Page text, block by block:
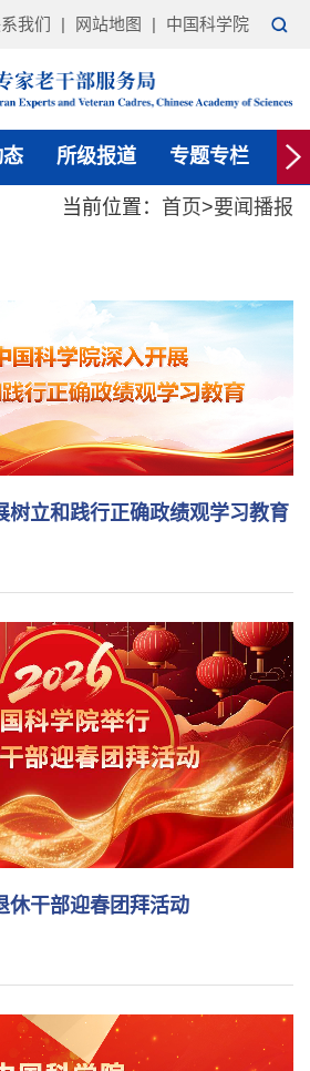
我们 | 网站地图 | 中国科学院
所级报道 专题专栏 通
当前位置： 首页>要闻播报
树立和践行正确政绩观学习教育
休干部迎春团拜活动